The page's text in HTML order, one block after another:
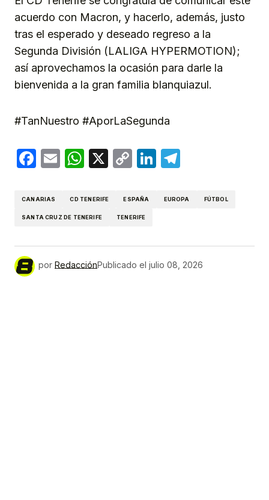
acuerdo con Macron, y hacerlo, además, justo
tras el esperado y deseado regreso a la
Segunda División (LALIGA HYPERMOTION);
así aprovechamos la ocasión para darle la
bienvenida a la gran familia blanquiazul.
#TanNuestro #AporLaSegunda
Facebook
EmailWhatsApp
X
CopyLinkedIn
CANARIAS CD TENERIFE ESPAÑA EUROPA FÚTBOL
SANTA CRUZ DE TENERIFE TENERIFE
por RedacciónPublicado el julio 08, 2026